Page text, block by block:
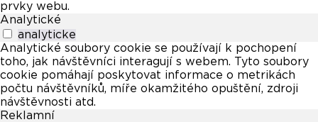
prvky webu.
Analytické
analyticke
Analytické soubory cookie se používají k pochopení
toho, jak návštěvníci interagují s webem. Tyto soubory
cookie pomáhají poskytovat informace o metrikách
počtu návštěvníků, míře okamžitého opuštění, zdroji
návštěvnosti atd.
Reklamní